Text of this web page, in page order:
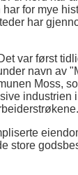
for mye
har
var først
navn av
Moss,
store